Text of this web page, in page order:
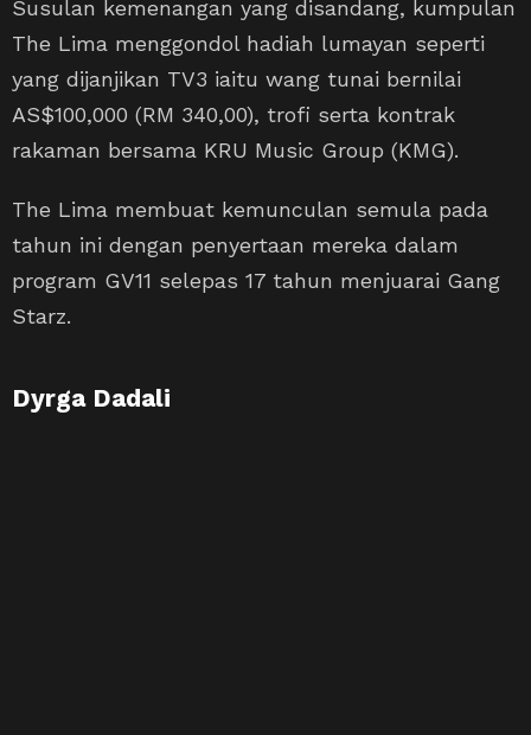
Susulan kemenangan yang disandang, kumpulan
The Lima menggondol hadiah lumayan seperti
yang dijanjikan TV3 iaitu wang tunai bernilai
AS$100,000 (RM 340,00), trofi serta kontrak
rakaman bersama KRU Music Group (KMG).
The Lima membuat kemunculan semula pada
tahun ini dengan penyertaan mereka dalam
program GV11 selepas 17 tahun menjuarai Gang
Starz.
Dyrga Dadali